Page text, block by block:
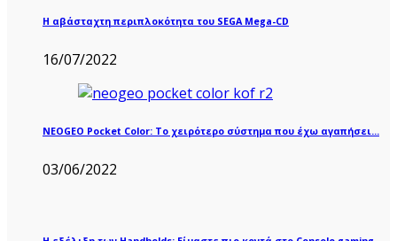
Η αβάσταχτη περιπλοκότητα του SEGA Mega-CD
16/07/2022
NEOGEO Pocket Color: Το χειρότερο σύστημα που έχω αγαπήσει…
03/06/2022